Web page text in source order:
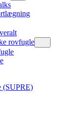
rovfugle
(SUPRE)